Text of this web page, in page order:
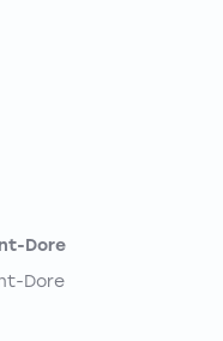
Dore
Dore